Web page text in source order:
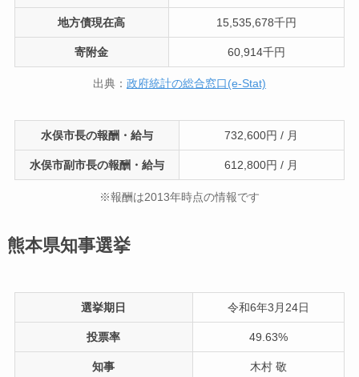
地方債現在高 15,535,678千円
寄附金 60,914千円
出典： 政府統計の総合窓口(e-Stat)
水俣市長の報酬・給与 732,600円 / 月
水俣市副市長の報酬・給与 612,800円 / 月
※報酬は2013年時点の情報です
熊本県知事選挙
選挙期日 令和6年3月24日
投票率 49.63%
知事 木村 敬